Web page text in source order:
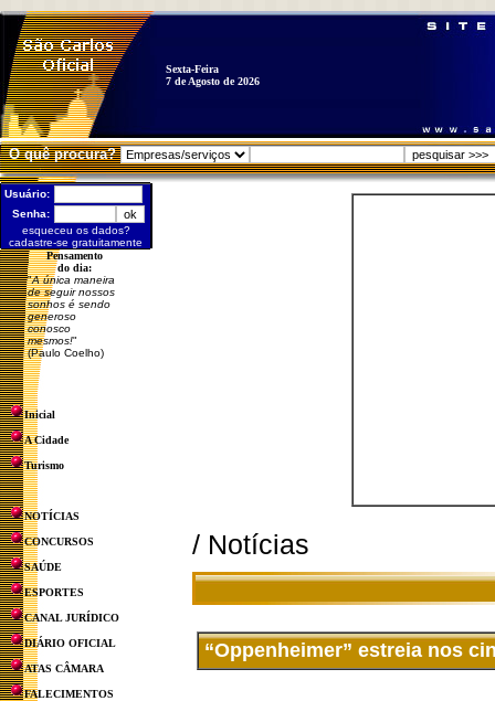
Sexta-Feira
7 de Agosto de 2026
O quê procura?
Usuário:
Senha:
esqueceu os dados?
cadastre-se gratuitamente
Pensamento
do dia:
"A única maneira
de seguir nossos
sonhos é sendo
generoso
conosco
mesmos!"
(Paulo Coelho)
Inicial
A Cidade
Turismo
NOTÍCIAS
CONCURSOS
SAÚDE
ESPORTES
CANAL JURÍDICO
DIÁRIO OFICIAL
ATAS CÂMARA
FALECIMENTOS
/ Notícias
“Oppenheimer” estreia nos